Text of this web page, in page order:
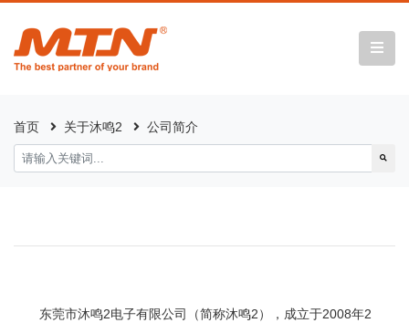
首页 关于沐鸣2 公司简介
东莞市沐鸣2电子有限公司（简称沐鸣2），成立于2008年2